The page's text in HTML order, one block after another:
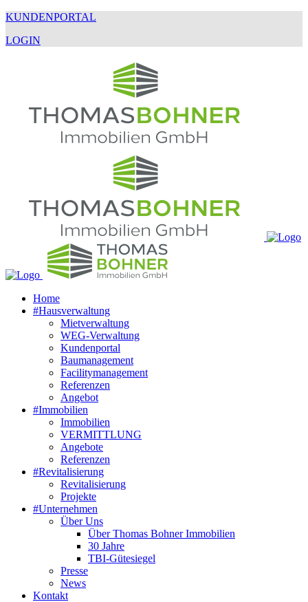
KUNDENPORTAL
LOGIN
Home
#Hausverwaltung
Mietverwaltung
WEG-Verwaltung
Kundenportal
Baumanagement
Facilitymanagement
Referenzen
Angebot
#Immobilien
Immobilien
VERMITTLUNG
Angebote
Referenzen
#Revitalisierung
Revitalisierung
Projekte
#Unternehmen
Über Uns
Über Thomas Bohner Immobilien
30 Jahre
TBI-Gütesiegel
Presse
News
Kontakt